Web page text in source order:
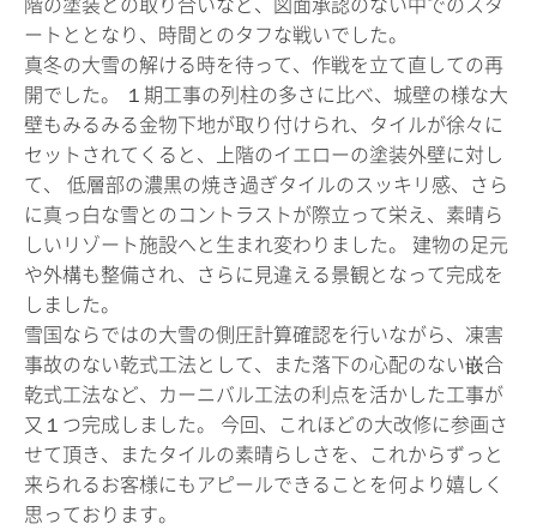
ートととなり、時間とのタフな戦いでした。
真冬の大雪の解ける時を待って、作戦を立て直しての再
開でした。 １期工事の列柱の多さに比べ、城壁の様な大
壁もみるみる金物下地が取り付けられ、タイルが徐々に
セットされてくると、上階のイエローの塗装外壁に対し
て、 低層部の濃黒の焼き過ぎタイルのスッキリ感、さら
に真っ白な雪とのコントラストが際立って栄え、素晴ら
しいリゾート施設へと生まれ変わりました。 建物の足元
や外構も整備され、さらに見違える景観となって完成を
しました。
雪国ならではの大雪の側圧計算確認を行いながら、凍害
事故のない乾式工法として、また落下の心配のない嵌合
乾式工法など、カーニバル工法の利点を活かした工事が
又１つ完成しました。 今回、これほどの大改修に参画さ
せて頂き、またタイルの素晴らしさを、これからずっと
来られるお客様にもアピールできることを何より嬉しく
思っております。